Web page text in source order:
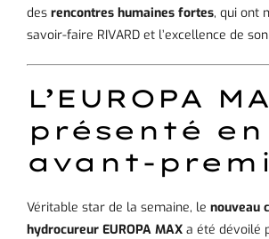
des rencontres humaines fortes, qui ont
savoir-faire RIVARD et l’excellence de
L’EUROPA
présenté en
avant-
Véritable star de la semaine, le nouveau
hydrocureur EUROPA MAX a été dévoilé